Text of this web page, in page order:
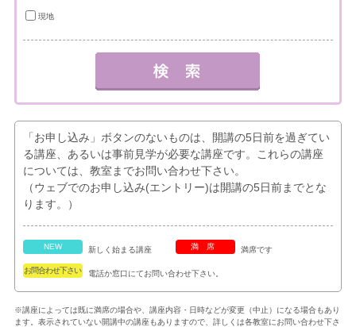
現地
「お申し込み」ボタンのないものは、開講の5日前を過ぎてい
る講座、あるいは事前見学が必要な講座です。これらの講座
については、教室までお問い合わせ下さい。
（ウェブでのお申し込み(エントリー)は開講の5日前までとな
ります。）
NEW 新しく始まる講座 満席 満席です
お問合わせ下さい 電話か窓口にてお問い合わせ下さい。
※講座によっては既に満席の場合や、講座内容・日時などが変更（中止）になる場合もあり
ます。表示されていない開講中の講座もありますので、詳しくは各教室にお問い合わせ下さ